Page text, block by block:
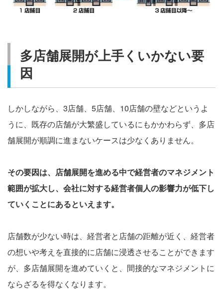
多店舗展開が上手くいかない要
因
しかしながら、3店舗、5店舗、10店舗の壁などというよ
うに、既存の店舗が大繁盛しているにもかかわらず、多店
舗展開が順調に進まないケースは少なくありません。
その要因は、店舗展開を進める中で経営者のマネジメント
範囲が拡大し、会社に対する経営者個人の影響力が低下し
ていくことにあるといえます。
店舗数が少ない時は、経営者と店舗の距離が近く、経営者
の想いや考えを直接的に店舗に浸透させることができます
が、多店舗展開を進めていくと、間接的なマネジメントに
ならざるを得なくなります。